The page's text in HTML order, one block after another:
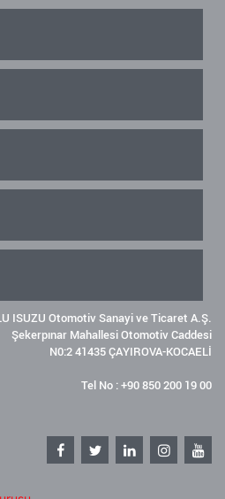
ISUZU Otomotiv Sanayi ve Ticaret A.Ş.
Şekerpınar Mahallesi Otomotiv Caddesi
N0:2 41435 ÇAYIROVA-KOCAELİ
Tel No : +90 850 200 19 00